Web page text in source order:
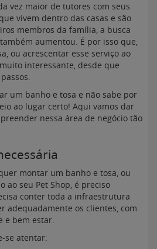
vez maior de tutores com seus
vivem dentro das casas e são
membros da família, a busca
também aumentou. É por isso que,
ou acrescentar esse serviço ao
interessante, desde que
um banho e tosa e não sabe por
ao lugar certo! Aqui vamos dar
nessa área de negócio tão
montar um banho e tosa, ou
ao seu Pet Shop, é preciso
conter toda a infraestrutura
adequadamente os clientes, com
e bem estar.
se atentar: